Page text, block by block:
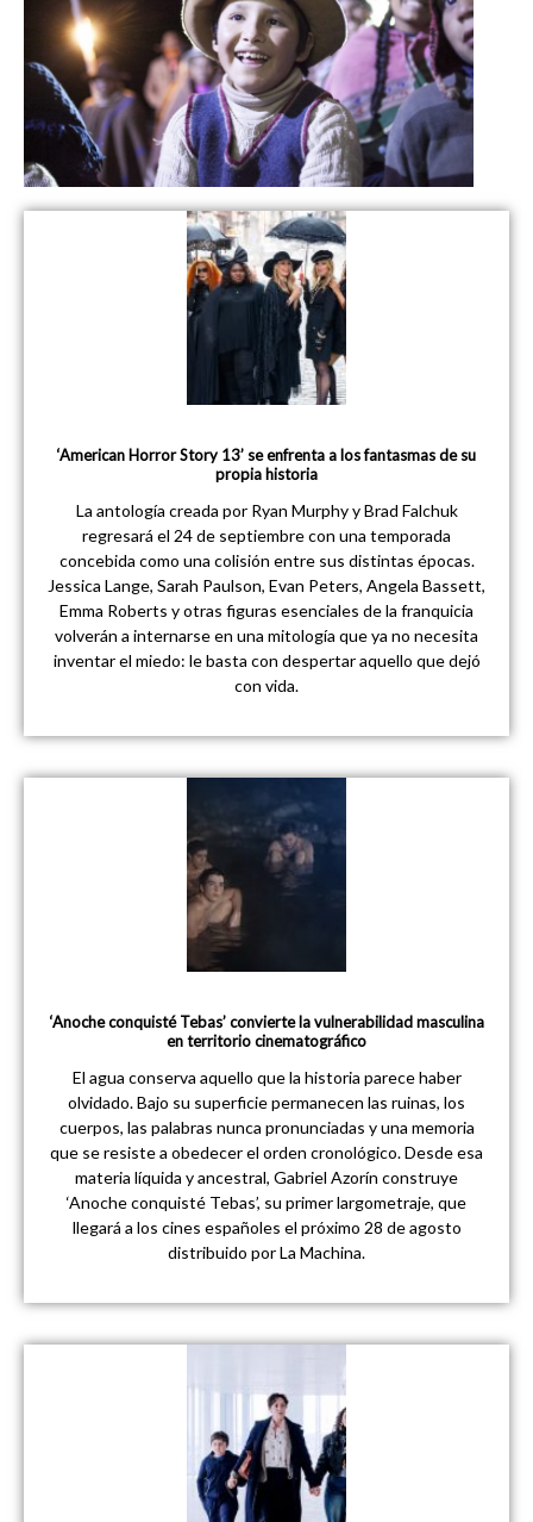
‘American Horror Story 13’ se enfrenta a los fantasmas de su
propia historia
La antología creada por Ryan Murphy y Brad Falchuk
regresará el 24 de septiembre con una temporada
concebida como una colisión entre sus distintas épocas.
Jessica Lange, Sarah Paulson, Evan Peters, Angela Bassett,
Emma Roberts y otras figuras esenciales de la franquicia
volverán a internarse en una mitología que ya no necesita
inventar el miedo: le basta con despertar aquello que dejó
con vida.
‘Anoche conquisté Tebas’ convierte la vulnerabilidad masculina
en territorio cinematográfico
El agua conserva aquello que la historia parece haber
olvidado. Bajo su superficie permanecen las ruinas, los
cuerpos, las palabras nunca pronunciadas y una memoria
que se resiste a obedecer el orden cronológico. Desde esa
materia líquida y ancestral, Gabriel Azorín construye
‘Anoche conquisté Tebas’, su primer largometraje, que
llegará a los cines españoles el próximo 28 de agosto
distribuido por La Machina.